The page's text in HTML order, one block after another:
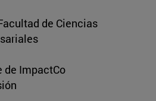
de Ciencias
de ImpactCo